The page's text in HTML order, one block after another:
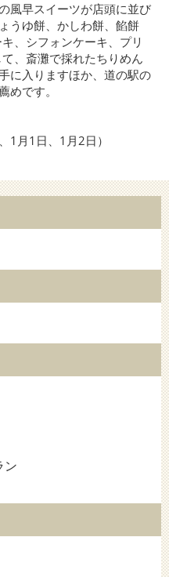
風早スイーツが店頭に並び
うゆ餅、かしわ餅、餡餅
、シフォンケーキ、プリ
、斎灘で採れたちりめん
に入りますほか、道の駅の
めです。
1月1日、1月2日）
ン